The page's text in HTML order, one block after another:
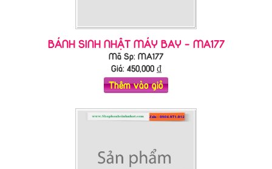
BÁNH SINH NHẬT MÁY BAY - MA177
Mã Sp: MA177
Giá: 450,000₫
Thêm vào giỏ